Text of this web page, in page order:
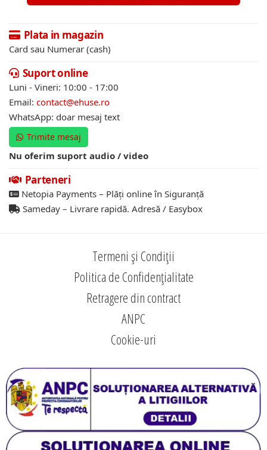
Plata in magazin
Card sau Numerar (cash)
Suport online
Luni - Vineri: 10:00 - 17:00
Email: contact@ehuse.ro
WhatsApp: doar mesaj text
Trimite mesaj
Nu oferim suport audio / video
Parteneri
Netopia Payments – Plăți online în Siguranță
Sameday – Livrare rapidă. Adresă / Easybox
Termeni și Condiții
Politica de Confidențialitate
Retragere din contract
ANPC
Cookie-uri